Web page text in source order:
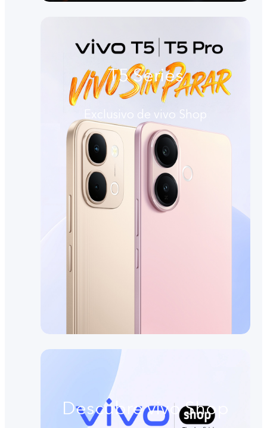
T5 Series
Exclusivo de vivo Shop
Descubre vivo Shop